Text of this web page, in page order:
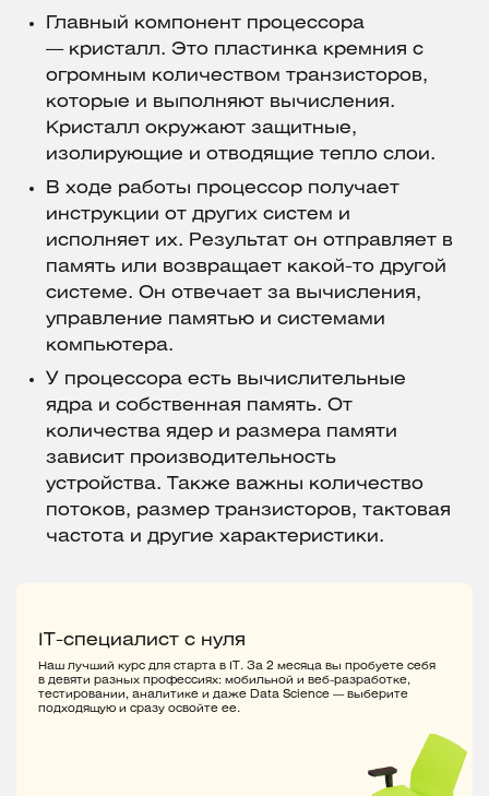
Главный компонент процессора
— кристалл. Это пластинка кремния с
огромным количеством транзисторов,
которые и выполняют вычисления.
Кристалл окружают защитные,
изолирующие и отводящие тепло слои.
В ходе работы процессор получает
инструкции от других систем и
исполняет их. Результат он отправляет в
память или возвращает какой-то другой
системе. Он отвечает за вычисления,
управление памятью и системами
компьютера.
У процессора есть вычислительные
ядра и собственная память. От
количества ядер и размера памяти
зависит производительность
устройства. Также важны количество
потоков, размер транзисторов, тактовая
частота и другие характеристики.
IT-специалист с нуля
Наш лучший курс для старта в IT. За 2 месяца вы пробуете себя
в девяти разных профессиях: мобильной и веб-разработке,
тестировании, аналитике и даже Data Science — выберите
подходящую и сразу освойте ее.